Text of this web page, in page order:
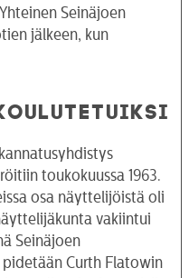
Seinäjoen
jälkeen, kun
toukokuussa 1963.
osa näyttelijöistä oli
vakiintui
Seinäjoen
Curth Flatowin